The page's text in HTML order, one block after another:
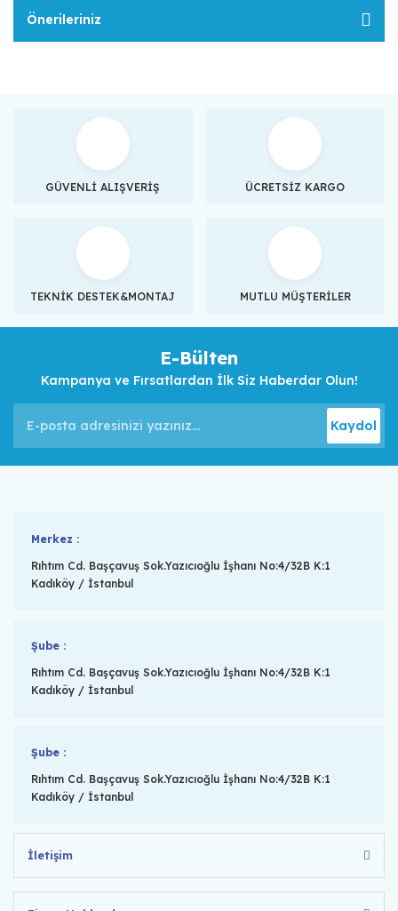
Önerileriniz
GÜVENLİ ALIŞVERİŞ ÜCRETSİZ KARGO
TEKNİK DESTEK&MONTAJ MUTLU MÜŞTERİLER
E-Bülten
Kampanya ve Fırsatlardan İlk Siz Haberdar Olun!
Kaydol
Merkez :
Rıhtım Cd. Başçavuş Sok.Yazıcıoğlu İşhanı No:4/32B K:1
Kadıköy / İstanbul
Şube :
Rıhtım Cd. Başçavuş Sok.Yazıcıoğlu İşhanı No:4/32B K:1
Kadıköy / İstanbul
Şube :
Rıhtım Cd. Başçavuş Sok.Yazıcıoğlu İşhanı No:4/32B K:1
Kadıköy / İstanbul
İletişim